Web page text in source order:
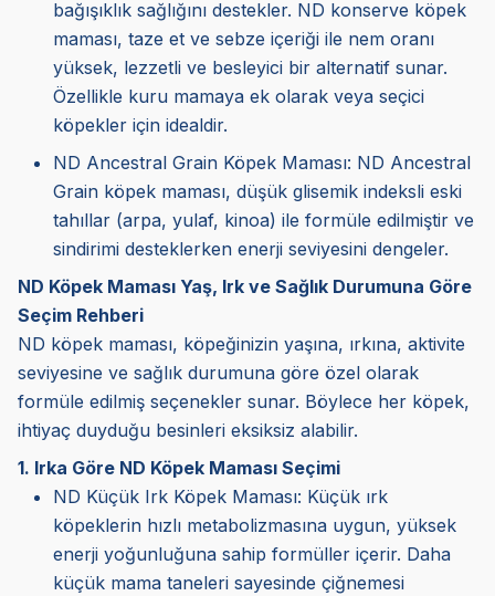
bağışıklık sağlığını destekler. ND konserve köpek
maması, taze et ve sebze içeriği ile nem oranı
yüksek, lezzetli ve besleyici bir alternatif sunar.
Özellikle kuru mamaya ek olarak veya seçici
köpekler için idealdir.
ND Ancestral Grain Köpek Maması: ND Ancestral
Grain köpek maması, düşük glisemik indeksli eski
tahıllar (arpa, yulaf, kinoa) ile formüle edilmiştir ve
sindirimi desteklerken enerji seviyesini dengeler.
ND Köpek Maması Yaş, Irk ve Sağlık Durumuna Göre
Seçim Rehberi
ND köpek maması, köpeğinizin yaşına, ırkına, aktivite
seviyesine ve sağlık durumuna göre özel olarak
formüle edilmiş seçenekler sunar. Böylece her köpek,
ihtiyaç duyduğu besinleri eksiksiz alabilir.
1. Irka Göre ND Köpek Maması Seçimi
ND Küçük Irk Köpek Maması: Küçük ırk
köpeklerin hızlı metabolizmasına uygun, yüksek
enerji yoğunluğuna sahip formüller içerir. Daha
küçük mama taneleri sayesinde çiğnemesi